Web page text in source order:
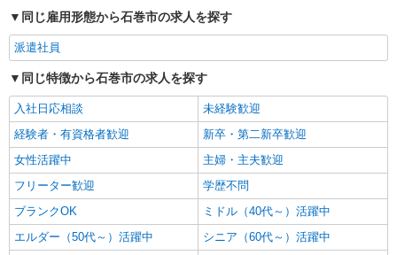
同じ雇用形態から石巻市の求人を探す
派遣社員
同じ特徴から石巻市の求人を探す
入社日応相談
未経験歓迎
経験者・有資格者歓迎
新卒・第二新卒歓迎
女性活躍中
主婦・主夫歓迎
フリーター歓迎
学歴不問
ブランクOK
ミドル（40代～）活躍中
エルダー（50代～）活躍中
シニア（60代～）活躍中